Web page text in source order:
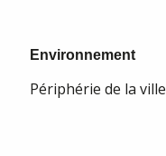
Environnement
Environnement
Périphérie de la ville